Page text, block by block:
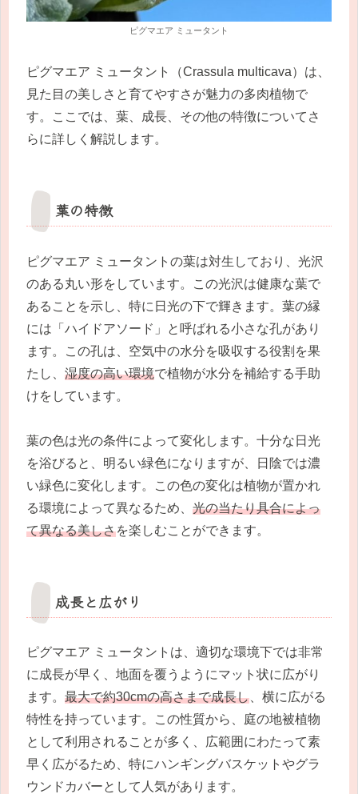
ピグマエア ミュータント
ピグマエア ミュータント（Crassula multicava）は、
見た目の美しさと育てやすさが魅力の多肉植物で
す。ここでは、葉、成長、その他の特徴についてさ
らに詳しく解説します。
葉の特徴
ピグマエア ミュータントの葉は対生しており、光沢
のある丸い形をしています。この光沢は健康な葉で
あることを示し、特に日光の下で輝きます。葉の縁
には「ハイドアソード」と呼ばれる小さな孔があり
ます。この孔は、空気中の水分を吸収する役割を果
たし、 湿度の高い環境で植物が水分を補給する手助
けをしています。
葉の色は光の条件によって変化します。十分な日光
を浴びると、明るい緑色になりますが、日陰では濃
い緑色に変化します。この色の変化は植物が置かれ
る環境によって異なるため、 光の当たり具合によっ
て異なる美しさを楽しむことができます。
成長と広がり
ピグマエア ミュータントは、適切な環境下では非常
に成長が早く、地面を覆うようにマット状に広がり
ます。 最大で約30cmの高さまで成長し、横に広がる
特性を持っています。この性質から、庭の地被植物
として利用されることが多く、広範囲にわたって素
早く広がるため、特にハンギングバスケットやグラ
ウンドカバーとして人気があります。